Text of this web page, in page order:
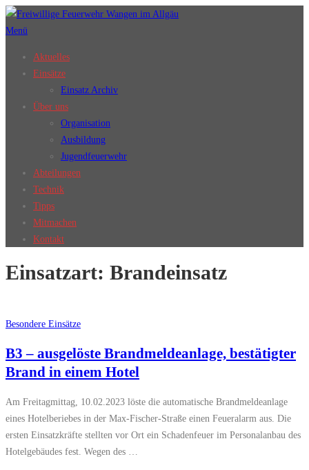
Zum
Inhalt
Menü
Aktuelles
Einsätze
Einsatz Archiv
Über uns
Organisation
Ausbildung
Jugendfeuerwehr
Abteilungen
Technik
Tipps
Mitmachen
Kontakt
Einsatzart: Brandeinsatz
Besondere Einsätze
B3 – ausgelöste Brandmeldeanlage, bestätigter
Brand in einem Hotel
Am Freitagmittag, 10.02.2023 löste die automatische Brandmeldeanlage
eines Hotelberiebes in der Max-Fischer-Straße einen Feueralarm aus. Die
ersten Einsatzkräfte stellten vor Ort ein Schadenfeuer im Personalanbau des
Hotelgebäudes fest. Wegen des …